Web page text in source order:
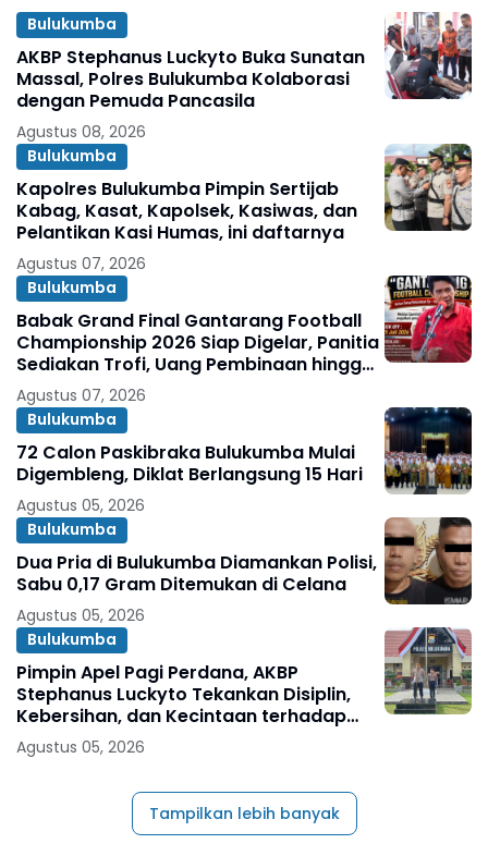
Bulukumba
AKBP Stephanus Luckyto Buka Sunatan
Massal, Polres Bulukumba Kolaborasi
dengan Pemuda Pancasila
Agustus 08, 2026
Bulukumba
Kapolres Bulukumba Pimpin Sertijab
Kabag, Kasat, Kapolsek, Kasiwas, dan
Pelantikan Kasi Humas, ini daftarnya
Agustus 07, 2026
Bulukumba
Babak Grand Final Gantarang Football
Championship 2026 Siap Digelar, Panitia
Sediakan Trofi, Uang Pembinaan hingga
Penghargaan Individu
Agustus 07, 2026
Bulukumba
72 Calon Paskibraka Bulukumba Mulai
Digembleng, Diklat Berlangsung 15 Hari
Agustus 05, 2026
Bulukumba
Dua Pria di Bulukumba Diamankan Polisi,
Sabu 0,17 Gram Ditemukan di Celana
Agustus 05, 2026
Bulukumba
Pimpin Apel Pagi Perdana, AKBP
Stephanus Luckyto Tekankan Disiplin,
Kebersihan, dan Kecintaan terhadap
Organisasi
Agustus 05, 2026
Tampilkan lebih banyak